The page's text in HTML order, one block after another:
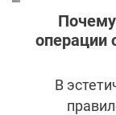
Почему
операции
В